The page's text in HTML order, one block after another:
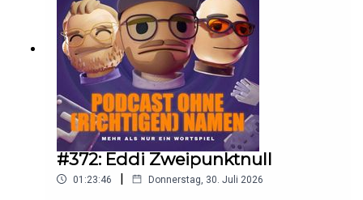
#372: Eddi Zweipunktnull
01:23:46 | Donnerstag, 30. Juli 2026